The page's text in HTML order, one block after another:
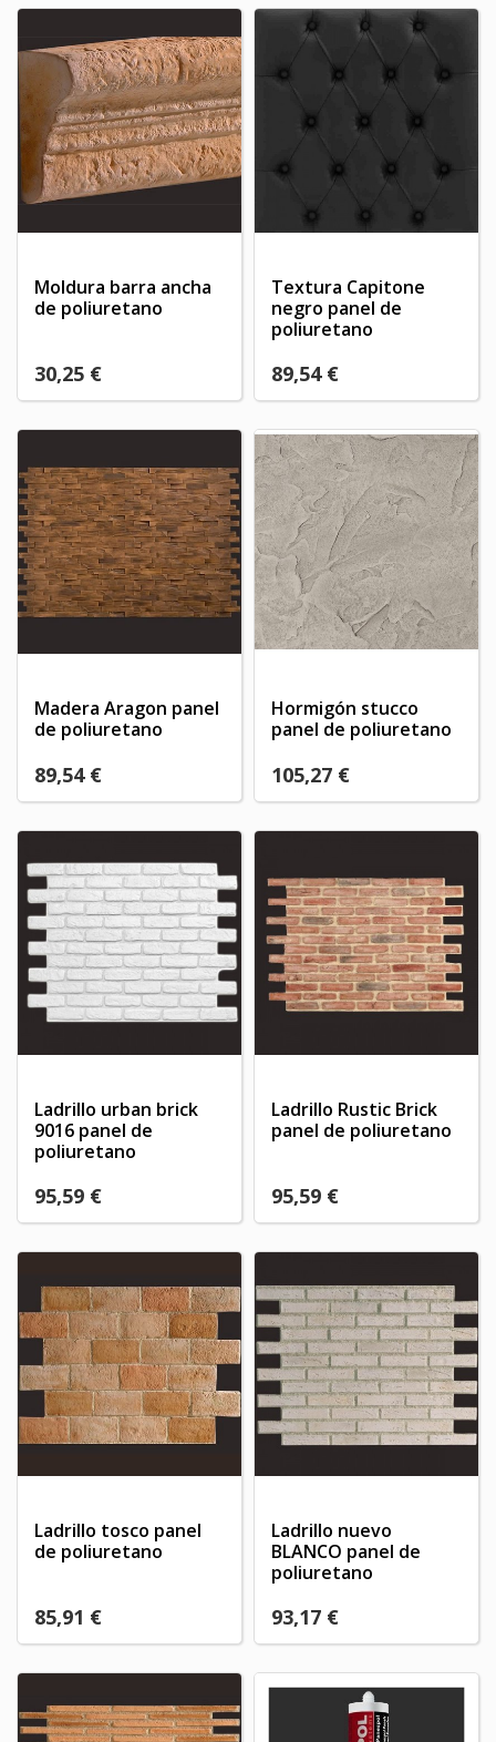
Moldura barra ancha
de poliuretano
30,25 €
Textura Capitone
negro panel de
poliuretano
89,54 €
Madera Aragon panel
de poliuretano
89,54 €
Hormigón stucco
panel de poliuretano
105,27 €
Ladrillo urban brick
9016 panel de
poliuretano
95,59 €
Ladrillo Rustic Brick
panel de poliuretano
95,59 €
Ladrillo tosco panel
de poliuretano
85,91 €
Ladrillo nuevo
BLANCO panel de
poliuretano
93,17 €